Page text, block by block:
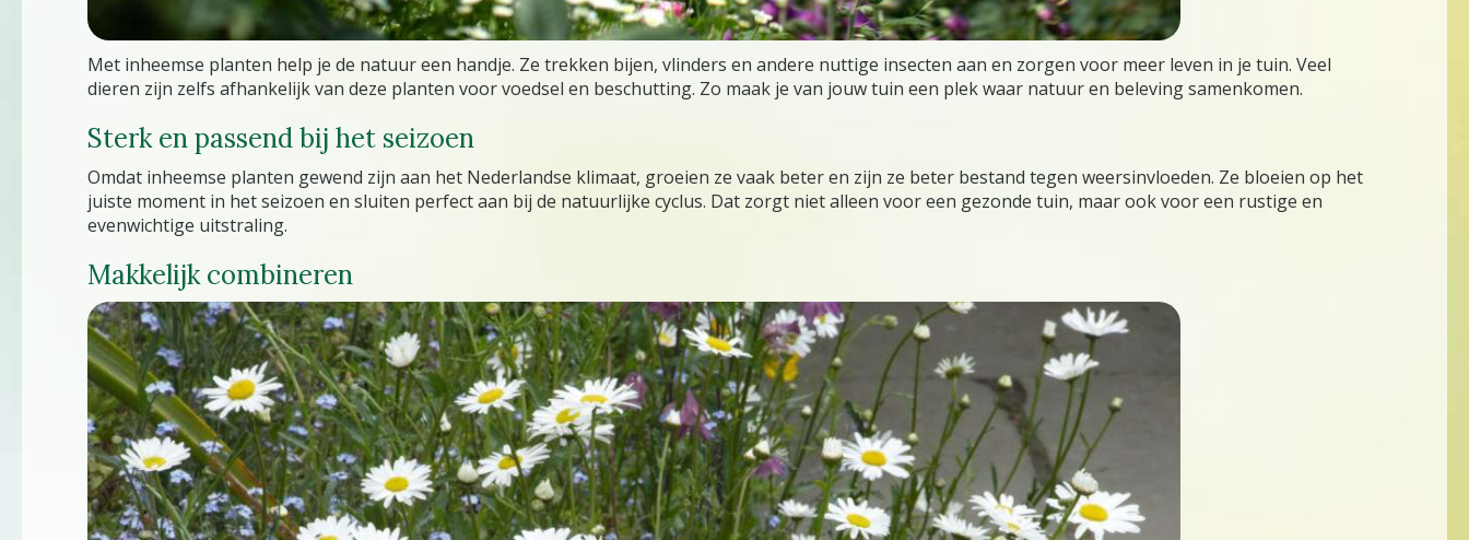
Met inheemse planten help je de natuur een handje. Ze trekken bijen, vlinders en andere nuttige insecten aan en zorgen voor meer leven in je tuin. Veel
dieren zijn zelfs afhankelijk van deze planten voor voedsel en beschutting. Zo maak je van jouw tuin een plek waar natuur en beleving samenkomen.
Sterk en passend bij het seizoen
Omdat inheemse planten gewend zijn aan het Nederlandse klimaat, groeien ze vaak beter en zijn ze beter bestand tegen weersinvloeden. Ze bloeien op het
juiste moment in het seizoen en sluiten perfect aan bij de natuurlijke cyclus. Dat zorgt niet alleen voor een gezonde tuin, maar ook voor een rustige en
evenwichtige uitstraling.
Makkelijk combineren